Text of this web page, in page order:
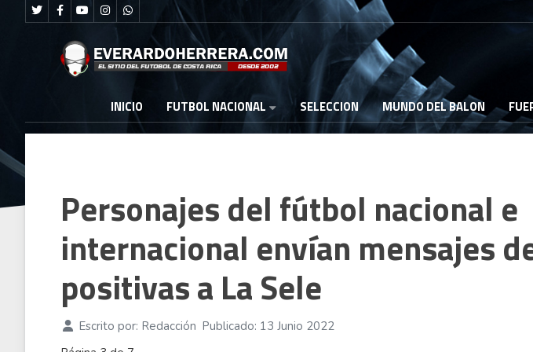
INICIO FUTBOL NACIONAL SELECCION MUNDO DEL BALON
Personajes del fútbol nacional e
internacional envían mensajes
positivas a La Sele
Escrito por: Redacción Publicado: 13 Junio 2022